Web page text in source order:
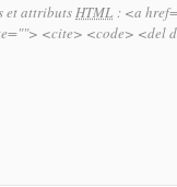
et attributsHTML : <a
<cite> <code> <del